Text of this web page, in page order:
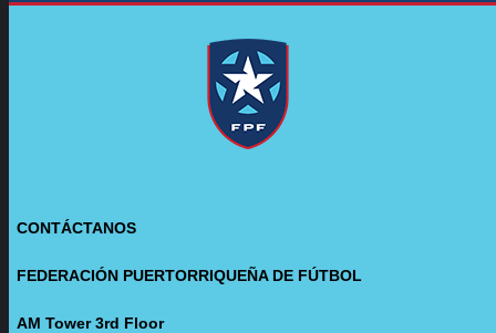
CONTÁCTANOS
FEDERACIÓN PUERTORRIQUEÑA DE FÚTBOL
AM Tower 3rd Floor